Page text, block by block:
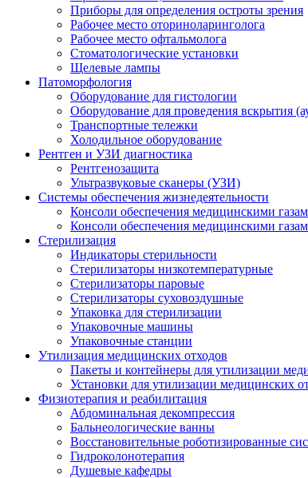
Приборы для определения остроты зрения
Рабочее место оториноларинголога
Рабочее место офтальмолога
Стоматологические установки
Щелевые лампы
Патоморфология
Оборудование для гистологии
Оборудование для проведения вскрытия
Транспортные тележки
Холодильное оборудование
Рентген и УЗИ диагностика
Рентгенозащита
Ультразвуковые сканеры (УЗИ)
Системы обеспечения жизнедеятельности
Консоли обеспечения медицинскими
Консоли обеспечения медицинскими
Стерилизация
Индикаторы стерильности
Стерилизаторы низкотемпературные
Стерилизаторы паровые
Стерилизаторы суховоздушные
Упаковка для стерилизации
Упаковочные машины
Упаковочные станции
Утилизация медицинских отходов
Пакеты и контейнеры для утилизации
Установки для утилизации медицинских
Физиотерапия и реабилитация
Абдоминальная декомпрессия
Бальнеологические ванны
Восстановительные роботизированные
Гидроколонотерапия
Душевые кафедры